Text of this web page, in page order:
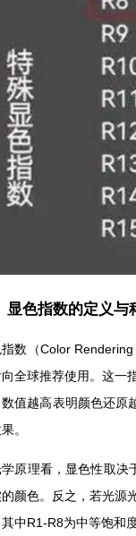
、显色指数的定义
数（Color Rendering
全球推荐使用。
数值越高表明颜色还原越
。
原理看，显色性取决
颜色。反之，
其中R1-R8为中等饱和